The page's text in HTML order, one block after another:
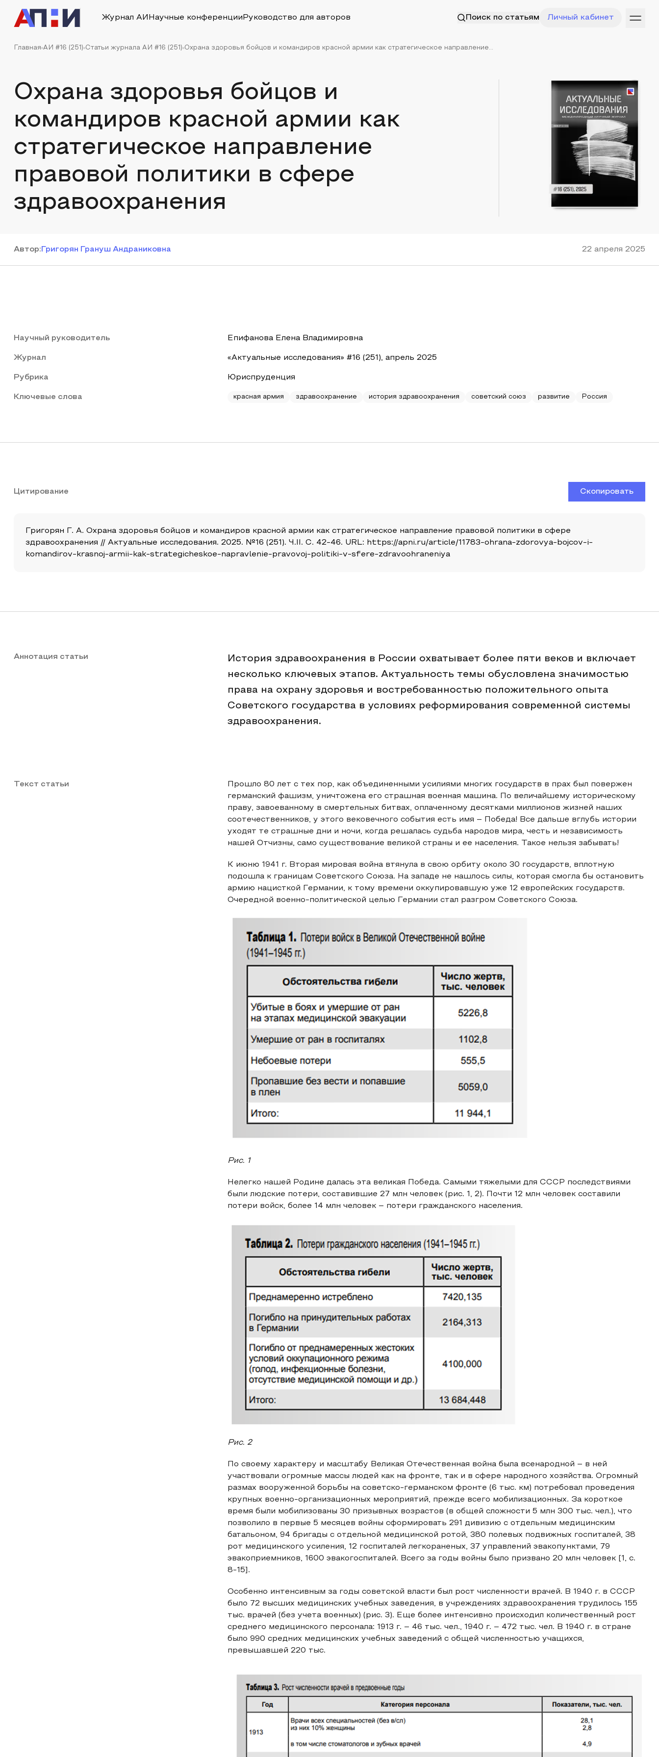
Журнал АИ Научные конференции Руководство для авторов Поиск по статьям Личный кабинет
Главная АИ #16 (251) Статьи журнала АИ #16 (251) Охрана здоровья бойцов и командиров красной армии как стратегическое направление...
Охрана здоровья бойцов и
командиров красной армии как
стратегическое направление
правовой политики в сфере
здравоохранения
Автор: Григорян Грануш Андраниковна 22 апреля 2025
Научный руководитель Епифанова Елена Владимировна
Журнал «Актуальные исследования» #16 (251), апрель 2025
Рубрика Юриспруденция
Ключевые слова красная армия здравоохранение история здравоохранения советский союз развитие Россия
Цитирование Скопировать
Григорян Г. А. Охрана здоровья бойцов и командиров красной армии как стратегическое направление правовой политики в сфере
здравоохранения // Актуальные исследования. 2025. №16 (251). Ч.II. С. 42-46. URL: https://apni.ru/article/11783-ohrana-zdorovya-bojcov-i-
komandirov-krasnoj-armii-kak-strategicheskoe-napravlenie-pravovoj-politiki-v-sfere-zdravoohraneniya
Аннотация статьи
История здравоохранения в России охватывает более пяти веков и включает
несколько ключевых этапов. Актуальность темы обусловлена значимостью
права на охрану здоровья и востребованностью положительного опыта
Советского государства в условиях реформирования современной системы
здравоохранения.
Текст статьи
Прошло 80 лет с тех пор, как объединенными усилиями многих государств в прах был повержен
германский фашизм, уничтожена его страшная военная машина. По величайшему историческому
праву, завоеванному в смертельных битвах, оплаченному десятками миллионов жизней наших
соотечественников, у этого вековечного события есть имя – Победа! Все дальше вглубь истории
уходят те страшные дни и ночи, когда решалась судьба народов мира, честь и независимость
нашей Отчизны, само существование великой страны и ее населения. Такое нельзя забывать!
К июню 1941 г. Вторая мировая война втянула в свою орбиту около 30 государств, вплотную
подошла к границам Советского Союза. На западе не нашлось силы, которая смогла бы остановить
армию нацисткой Германии, к тому времени оккупировавшую уже 12 европейских государств.
Очередной военно-политической целью Германии стал разгром Советского Союза.
Рис. 1
Нелегко нашей Родине далась эта великая Победа. Самыми тяжелыми для СССР последствиями
были людские потери, составившие 27 млн человек (рис. 1, 2). Почти 12 млн человек составили
потери войск, более 14 млн человек – потери гражданского населения.
Рис. 2
По своему характеру и масштабу Великая Отечественная война была всенародной – в ней
участвовали огромные массы людей как на фронте, так и в сфере народного хозяйства. Огромный
размах вооруженной борьбы на советско-германском фронте (6 тыс. км) потребовал проведения
крупных военно-организационных мероприятий, прежде всего мобилизационных. За короткое
время были мобилизованы 30 призывных возрастов (в общей сложности 5 млн 300 тыс. чел.), что
позволило в первые 5 месяцев войны сформировать 291 дивизию c отдельным медицинским
батальоном, 94 бригады с отдельной медицинской ротой, 380 полевых подвижных госпиталей, 38
рот медицинского усиления, 12 госпиталей легкораненых, 37 управлений эвакопунктами, 79
эвакоприемников, 1600 эвакогоспиталей. Всего за годы войны было призвано 20 млн человек [1, с.
8-15].
Особенно интенсивным за годы советской власти был рост численности врачей. В 1940 г. в СССР
было 72 высших медицинских учебных заведения, в учреждениях здравоохранения трудилось 155
тыс. врачей (без учета военных) (рис. 3). Еще более интенсивно происходил количественный рост
среднего медицинского персонала: 1913 г. – 46 тыс. чел., 1940 г. – 472 тыс. чел. В 1940 г. в стране
было 990 средних медицинских учебных заведений с общей численностью учащихся,
превышавшей 220 тыс.